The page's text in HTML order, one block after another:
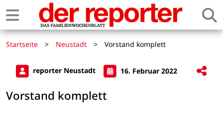
Startseite > Neustadt > Vorstand komplett
reporter Neustadt 16. Februar 2022
Vorstand komplett